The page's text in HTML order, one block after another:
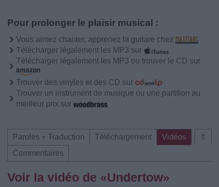
Pour prolonger le plaisir musical :
Vous aimez chanter, apprenez la guitare chez
Télécharger légalement les MP3 sur
Télécharger légalement les MP3 ou trouver le CD sur
Trouver des vinyles et des CD sur
Trouver un instrument de musique ou une partition au
meilleur prix sur
⇑
Paroles + Traduction Téléchargement
Vidéos
Commentaires
Voir la vidéo de «Undertow»